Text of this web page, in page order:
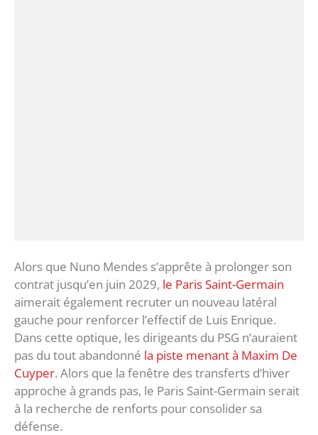
Alors que Nuno Mendes s’apprête à prolonger son
contrat jusqu’en juin 2029, le Paris Saint-Germain
aimerait également recruter un nouveau latéral
gauche pour renforcer l’effectif de Luis Enrique.
Dans cette optique, les dirigeants du PSG n’auraient
pas du tout abandonné la piste menant à Maxim De
Cuyper. Alors que la fenêtre des transferts d’hiver
approche à grands pas, le Paris Saint-Germain serait
à la recherche de renforts pour consolider sa
défense.